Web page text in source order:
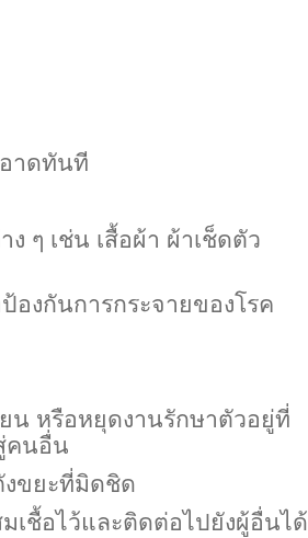
าดทันที
ๆ เช่น เสื้อผ้า ผ้าเช็ดตัว
งกันการกระจายของโรค
น หรือหยุดงานรักษาตัวอยู่ที่
คนอื่น
งขยะที่มิดชิด
เชื้อไว้และติดต่อไปยังผู้อื่นได้